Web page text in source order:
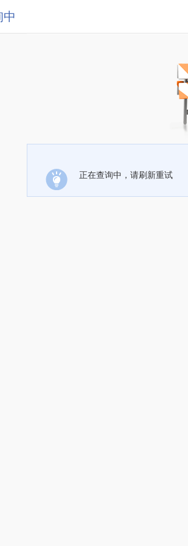
中
正在查询中，请刷新重试